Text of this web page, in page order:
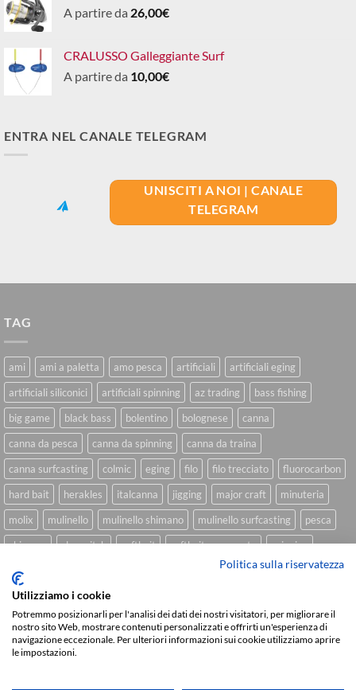
A partire da 26,00€
CRALUSSO Galleggiante Surf
A partire da 10,00€
ENTRA NEL CANALE TELEGRAM
UNISCITI A NOI | CANALE
TELEGRAM
TAG
ami ami a paletta amo pesca artificiali
artificiali eging
artificiali siliconici
artificiali spinning az trading
bass fishing
big game
black bass bolentino bolognese
canna
canna da pesca
canna da spinning
canna da traina
canna surfcasting
colmic eging filo filo trecciato
fluorocarbon
hard bait
herakles italcanna jigging major craft
minuteria
molix
mulinello mulinello shimano mulinello surfcasting
pesca
shimano
slow pitch softbait softbait yamamoto
spinning
spinning inshore
trecciato trolling tubertini
Sviluppato daWe Blink Design
Politica sulla riservatezza
Utilizziamo i cookie
Potremmo posizionarli per l'analisi dei dati dei nostri visitatori, per migliorare il
nostro sito Web, mostrare contenuti personalizzati e offrirti un'esperienza di
navigazione eccezionale. Per ulteriori informazioni sui cookie utilizziamo aprire
le impostazioni.